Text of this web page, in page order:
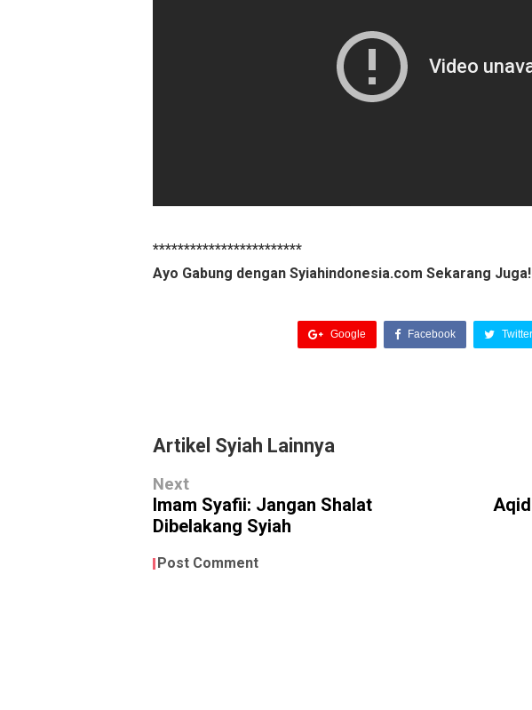
************************
Ayo Gabung dengan Syiahindonesia.com Sekarang Juga!
Google Facebook Twitter
Artikel Syiah Lainnya
Next
Imam Syafii: Jangan Shalat
Dibelakang Syiah
Post Comment